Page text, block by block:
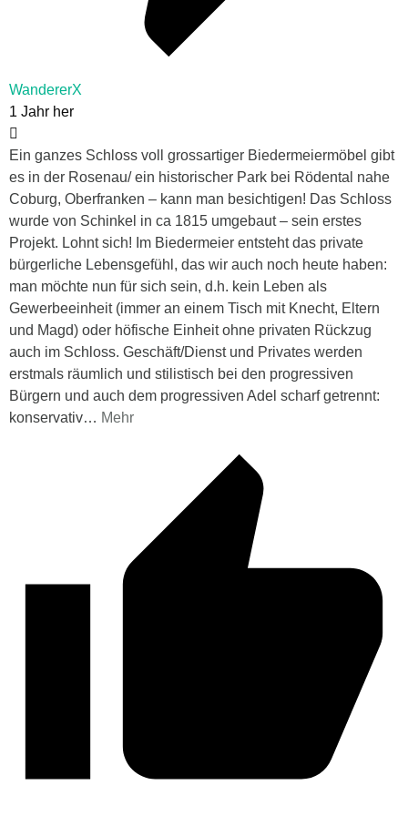
WandererX
1 Jahr her
Ein ganzes Schloss voll grossartiger Biedermeiermöbel gibt
es in der Rosenau/ ein historischer Park bei Rödental nahe
Coburg, Oberfranken – kann man besichtigen! Das Schloss
wurde von Schinkel in ca 1815 umgebaut – sein erstes
Projekt. Lohnt sich! Im Biedermeier entsteht das private
bürgerliche Lebensgefühl, das wir auch noch heute haben:
man möchte nun für sich sein, d.h. kein Leben als
Gewerbeeinheit (immer an einem Tisch mit Knecht, Eltern
und Magd) oder höfische Einheit ohne privaten Rückzug
auch im Schloss. Geschäft/Dienst und Privates werden
erstmals räumlich und stilistisch bei den progressiven
Bürgern und auch dem progressiven Adel scharf getrennt:
konservativ… Mehr